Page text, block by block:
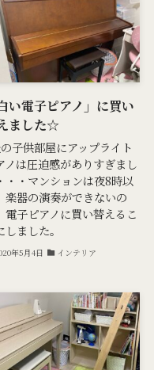
い電子ピアノ」に買い
ました☆
子供部屋にアップライト
ノは圧迫感がありすぎまし
・・マンションは夜8時以
楽器の演奏ができないの
電子ピアノに買い替えるこ
しました。
年5月4日 インテリア